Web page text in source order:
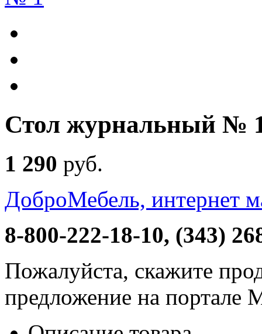
Стол журнальный №
1 290 руб.
ДоброМебель, интернет
8-800-222-18-10, (343)
Пожалуйста, скажите
предложение на портале